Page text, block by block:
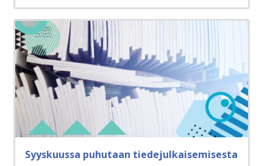
Syyskuussa puhutaan tiedejulkaisemisesta